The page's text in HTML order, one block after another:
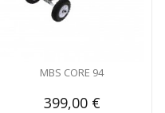
MBS CORE 94
399,00 €